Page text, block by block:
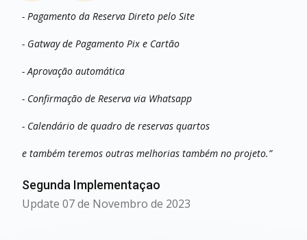
- Pagamento da Reserva Direto pelo Site
- Gatway de Pagamento Pix e Cartão
- Aprovação automática
- Confirmação de Reserva via Whatsapp
- Calendário de quadro de reservas quartos
e também teremos outras melhorias também no projeto.”
Segunda Implementaçao
Update 07 de Novembro de 2023